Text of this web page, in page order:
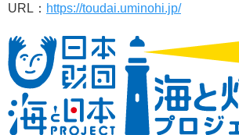
URL： https://toudai.uminohi.jp/